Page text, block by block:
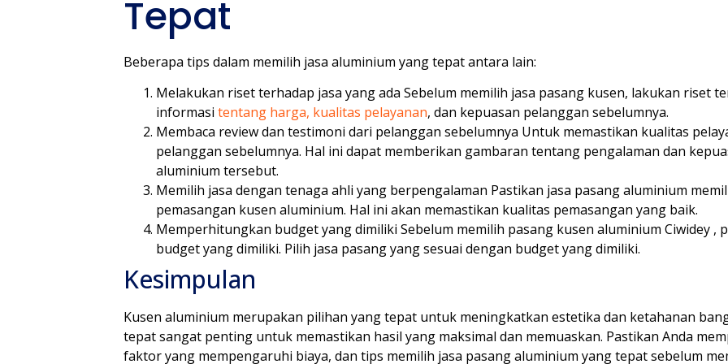
Tepat
Beberapa tips dalam memilih jasa aluminium yang tepat antara lain:
Melakukan riset terhadap jasa yang ada Sebelum memilih jasa pasang kusen, lakukan riset
informasi tentang harga, kualitas pelayanan, dan kepuasan pelanggan sebelumnya.
Membaca review dan testimoni dari pelanggan sebelumnya Untuk memastikan kualitas
pelanggan sebelumnya. Hal ini dapat memberikan gambaran tentang pengalaman dan
aluminium tersebut.
Memilih jasa dengan tenaga ahli yang berpengalaman Pastikan jasa pasang aluminium
pemasangan kusen aluminium. Hal ini akan memastikan kualitas pemasangan yang baik.
Memperhitungkan budget yang dimiliki Sebelum memilih pasang kusen aluminium Ciwidey ,
budget yang dimiliki. Pilih jasa pasang yang sesuai dengan budget yang dimiliki.
Kesimpulan
Kusen aluminium merupakan pilihan yang tepat untuk meningkatkan estetika dan ketahanan
tepat sangat penting untuk memastikan hasil yang maksimal dan memuaskan. Pastikan Anda
faktor yang mempengaruhi biaya, dan tips memilih jasa pasang aluminium yang tepat sebelum